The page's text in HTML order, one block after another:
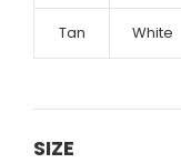
Tan White
SIZE